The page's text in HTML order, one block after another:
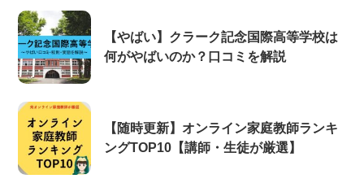
【やばい】クラーク記念国際高等学校は
何がやばいのか？口コミを解説
【随時更新】オンライン家庭教師ランキ
ングTOP10【講師・生徒が厳選】